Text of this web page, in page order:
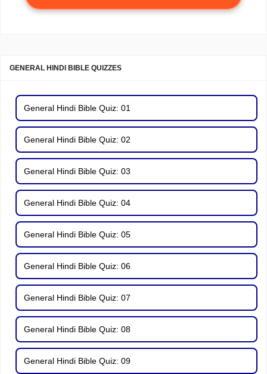
GENERAL HINDI BIBLE QUIZZES
General Hindi Bible Quiz: 01
General Hindi Bible Quiz: 02
General Hindi Bible Quiz: 03
General Hindi Bible Quiz: 04
General Hindi Bible Quiz: 05
General Hindi Bible Quiz: 06
General Hindi Bible Quiz: 07
General Hindi Bible Quiz: 08
General Hindi Bible Quiz: 09